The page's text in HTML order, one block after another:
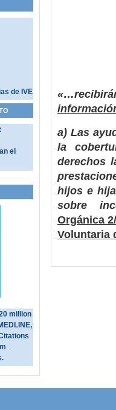
a) Las
la
derechos
hijos e
sobre
Orgánica
Voluntaria
de IVE
el
million